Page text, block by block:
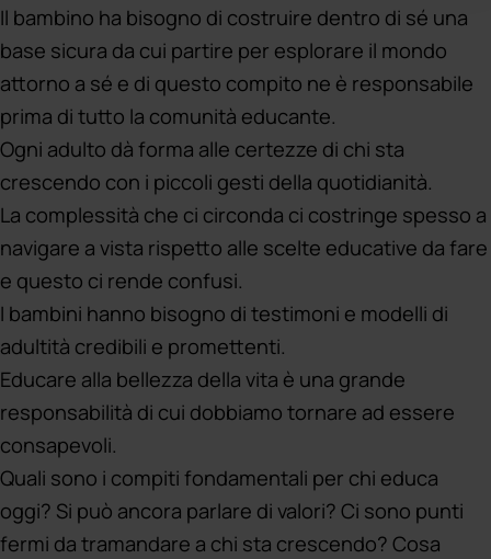
Il bambino ha bisogno di costruire dentro di sé una
base sicura da cui partire per esplorare il mondo
attorno a sé e di questo compito ne è responsabile
prima di tutto la comunità educante.
Ogni adulto dà forma alle certezze di chi sta
crescendo con i piccoli gesti della quotidianità.
La complessità che ci circonda ci costringe spesso a
navigare a vista rispetto alle scelte educative da fare
e questo ci rende confusi.
I bambini hanno bisogno di testimoni e modelli di
adultità credibili e promettenti.
Educare alla bellezza della vita è una grande
responsabilità di cui dobbiamo tornare ad essere
consapevoli.
Quali sono i compiti fondamentali per chi educa
oggi? Si può ancora parlare di valori? Ci sono punti
fermi da tramandare a chi sta crescendo? Cosa